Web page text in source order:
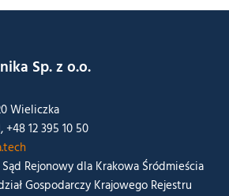
Sp. z o.o.
Wieliczka
+48 12 395 10 50
Sąd Rejonowy dla Krakowa Śródmieścia
Gospodarczy Krajowego Rejestru